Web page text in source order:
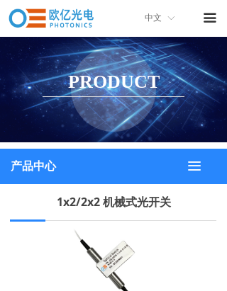
끀
首页
关于我们
产品中心
产品画册
联系我们
ꀅ
中文
1x2/2x2 机械式光开关
产品中心 끀
PRODUCT